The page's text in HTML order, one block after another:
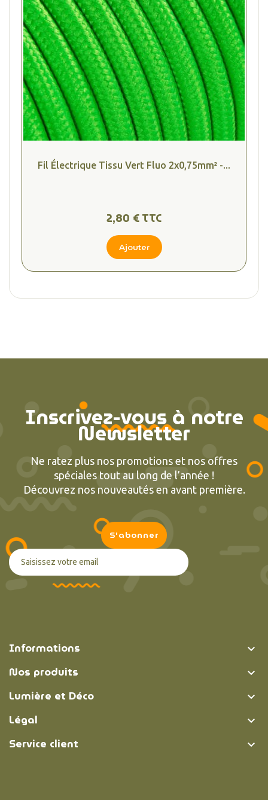
Fil Électrique Tissu Vert Fluo 2x0,75mm² -...
2,80 € TTC
Ajouter
Inscrivez-vous à notre
Newsletter
Ne ratez plus nos promotions et nos offres
spéciales tout au long de l’année !
Découvrez nos nouveautés en avant première.
Informations 
Nos produits 
Lumière et Déco 
Légal 
Service client 